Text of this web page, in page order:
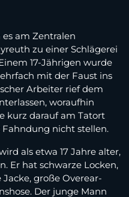
am Zentralen
zu einer Schlägerei
17-Jährigen wurde
mit der Faust ins
Arbeiter rief dem
woraufhin
kurz darauf am Tatort
nicht stellen.
als etwa 17 Jahre alter,
Er hat schwarze Locken,
große Overear-
Der junge Mann